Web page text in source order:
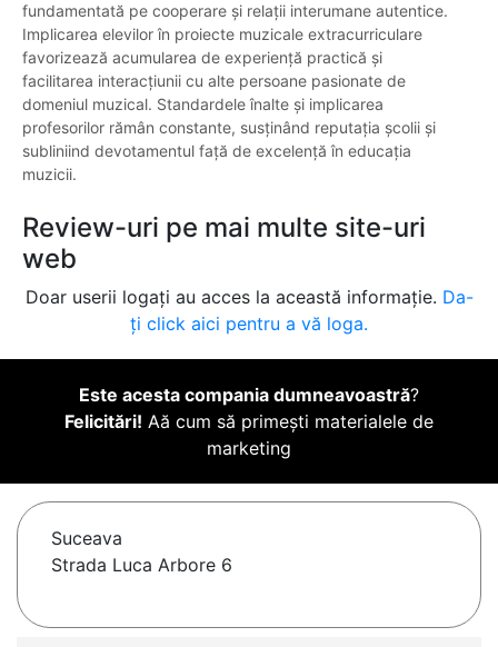
fundamentată pe cooperare și relații interumane autentice.
Implicarea elevilor în proiecte muzicale extracurriculare
favorizează acumularea de experiență practică și
facilitarea interacțiunii cu alte persoane pasionate de
domeniul muzical. Standardele înalte și implicarea
profesorilor rămân constante, susținând reputația școlii și
subliniind devotamentul față de excelență în educația
muzicii.
Review-uri pe mai multe site-uri
web
Doar userii logați au acces la această informație. Da-
ți click aici pentru a vă loga.
Este acesta compania dumneavoastră?
Felicitări! Aă cum să primești materialele de
marketing
Suceava
Strada Luca Arbore 6